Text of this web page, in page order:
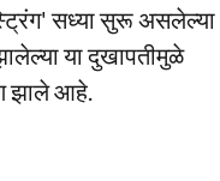
सध्या सुरू असलेल्या
या दुखापतीमुळे
झाले आहे.